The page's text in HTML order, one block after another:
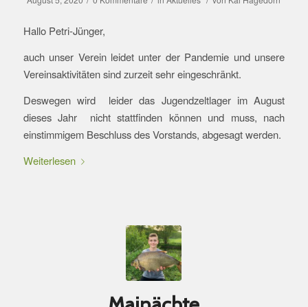
Hallo Petri-Jünger,
auch unser Verein leidet unter der Pandemie und unsere
Vereinsaktivitäten sind zurzeit sehr eingeschränkt.
Deswegen wird leider das Jugendzeltlager im August
dieses Jahr nicht stattfinden können und muss, nach
einstimmigem Beschluss des Vorstands, abgesagt werden.
Weiterlesen